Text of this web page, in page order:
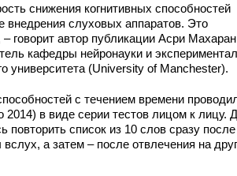
снижения когнитивных способностей
внедрения слуховых аппаратов. Это
говорит автор публикации Асри
кафедры нейронауки и
университета (University of Manchester).
с течением времени
2014) в виде серии тестов лицом к лицу.
повторить список из 10 слов сразу после
а затем – после отвлечения на